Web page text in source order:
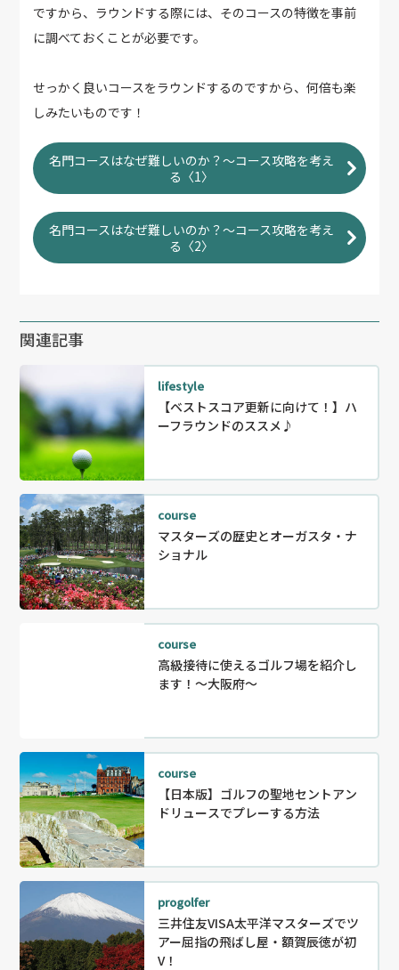
ですから、ラウンドする際には、そのコースの特徴を事前
に調べておくことが必要です。
せっかく良いコースをラウンドするのですから、何倍も楽
しみたいものです！
名門コースはなぜ難しいのか？〜コース攻略を考え
る〈1〉
名門コースはなぜ難しいのか？〜コース攻略を考え
る〈2〉
関連記事
lifestyle
【ベストスコア更新に向けて！】ハ
ーフラウンドのススメ♪
course
マスターズの歴史とオーガスタ・ナ
ショナル
course
高級接待に使えるゴルフ場を紹介し
ます！～大阪府～
course
【日本版】ゴルフの聖地セントアン
ドリュースでプレーする方法
progolfer
三井住友VISA太平洋マスターズでツ
アー屈指の飛ばし屋・額賀辰徳が初
V！